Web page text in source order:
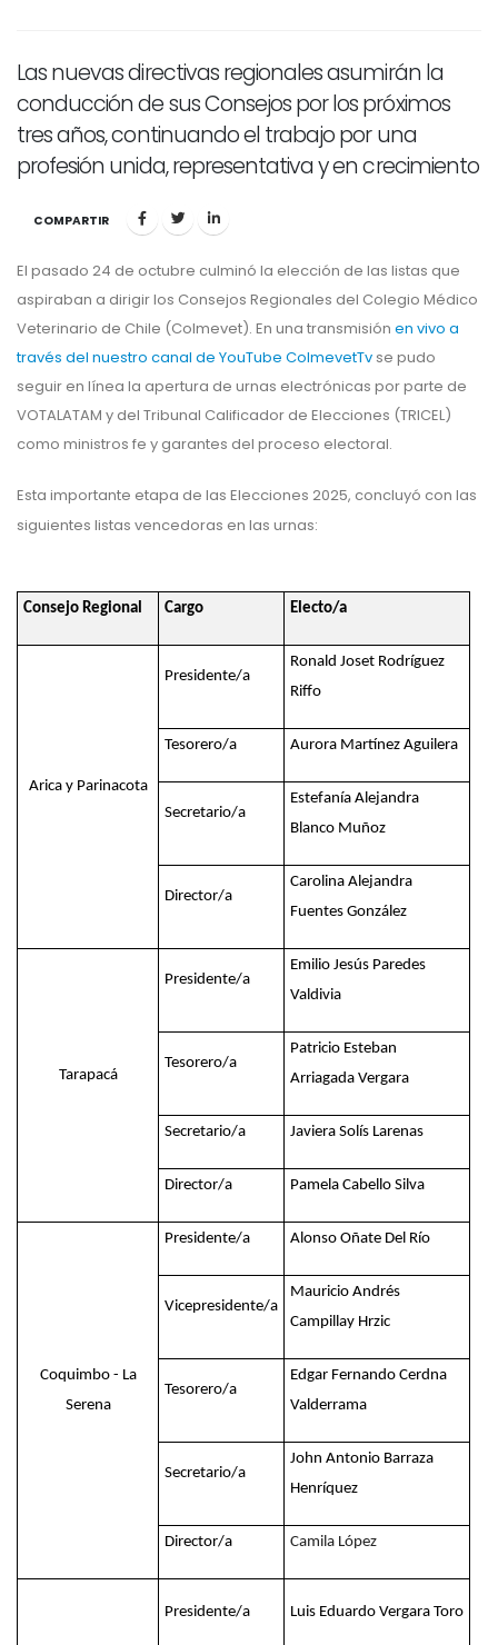
Las nuevas directivas regionales asumirán la
conducción de sus Consejos por los próximos
tres años, continuando el trabajo por una
profesión unida, representativa y en crecimiento
COMPARTIR
El pasado 24 de octubre culminó la elección de las listas que
aspiraban a dirigir los Consejos Regionales del Colegio Médico
Veterinario de Chile (Colmevet). En una transmisión en vivo a
través del nuestro canal de YouTube ColmevetTv se pudo
seguir en línea la apertura de urnas electrónicas por parte de
VOTALATAM y del Tribunal Calificador de Elecciones (TRICEL)
como ministros fe y garantes del proceso electoral.
Esta importante etapa de las Elecciones 2025, concluyó con las
siguientes listas vencedoras en las urnas:
Consejo Regional Cargo Electo/a
Arica y Parinacota
Presidente/a
Ronald Joset Rodríguez
Riffo
Tesorero/a Aurora Martínez Aguilera
Secretario/a
Estefanía Alejandra
Blanco Muñoz
Director/a
Carolina Alejandra
Fuentes González
Tarapacá
Presidente/a
Emilio Jesús Paredes
Valdivia
Tesorero/a
Patricio Esteban
Arriagada Vergara
Secretario/a Javiera Solís Larenas
Director/a Pamela Cabello Silva
Coquimbo - La
Serena
Presidente/a Alonso Oñate Del Río
Vicepresidente/a
Mauricio Andrés
Campillay Hrzic
Tesorero/a
Edgar Fernando Cerdna
Valderrama
Secretario/a
John Antonio Barraza
Henríquez
Director/a Camila López
Presidente/a Luis Eduardo Vergara Toro